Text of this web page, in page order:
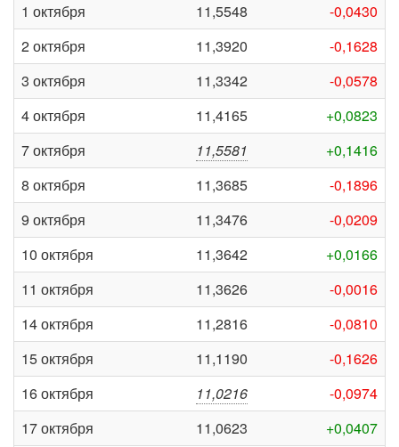
1 октября 11,5548
-0,0430
2 октября
11,3920
-0,1628
3 октября
11,3342
-0,0578
4 октября
11,4165
+0,0823
7 октября
11,5581
+0,1416
8 октября
11,3685
-0,1896
9 октября
11,3476
-0,0209
10 октября
11,3642
+0,0166
11 октября
11,3626
-0,0016
14 октября
11,2816
-0,0810
15 октября
11,1190
-0,1626
16 октября
11,0216
-0,0974
17 октября
11,0623
+0,0407